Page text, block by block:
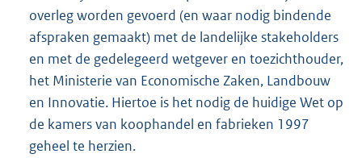
overleg worden gevoerd (en waar nodig bindende
afspraken gemaakt) met de landelijke stakeholders
en met de gedelegeerd wetgever en toezichthouder,
het Ministerie van Economische Zaken, Landbouw
en Innovatie. Hiertoe is het nodig de huidige Wet op
de kamers van koophandel en fabrieken 1997
geheel te herzien.